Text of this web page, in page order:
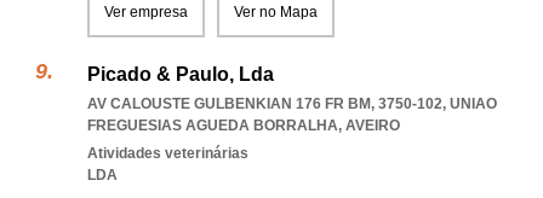
Ver empresa Ver no Mapa
Picado & Paulo, Lda
AV CALOUSTE GULBENKIAN 176 FR BM, 3750-102, UNIAO
FREGUESIAS AGUEDA BORRALHA, AVEIRO
Atividades veterinárias
LDA